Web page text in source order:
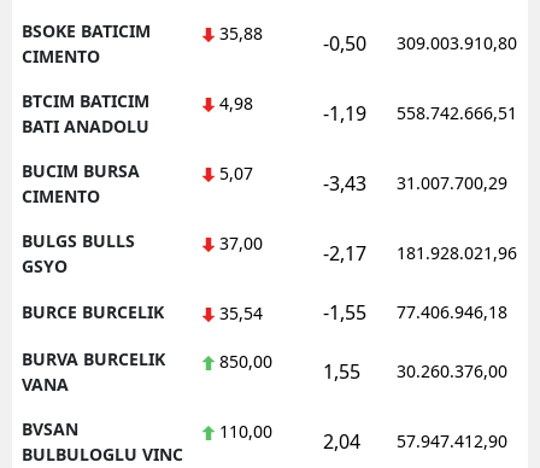
BSOKE BATICIM
CIMENTO
35,88 -0,50 309.003.910,80
BTCIM BATICIM
BATI ANADOLU
4,98 -1,19 558.742.666,51
BUCIM BURSA
CIMENTO
5,07 -3,43 31.007.700,29
BULGS BULLS
GSYO
37,00 -2,17 181.928.021,96
BURCE BURCELIK 35,54 -1,55 77.406.946,18
BURVA BURCELIK
VANA
850,00 1,55 30.260.376,00
BVSAN
BULBULOGLU VINC
110,00 2,04 57.947.412,90